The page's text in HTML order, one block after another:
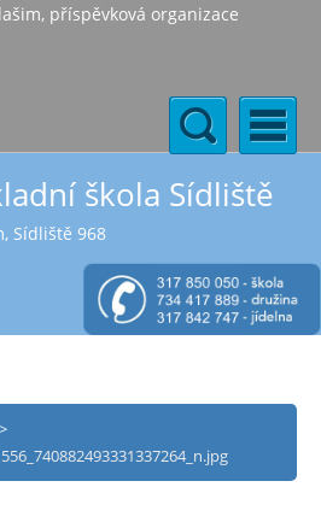
příspěvková organizace
škola Sídliště
Sídliště 968
>